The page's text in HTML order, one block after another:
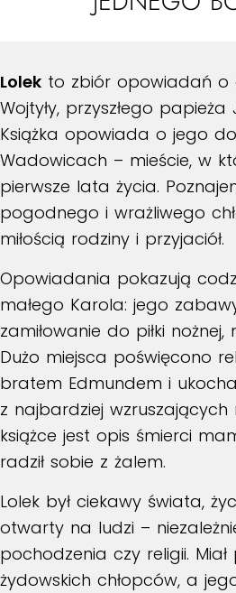
Lolek to zbiór opowiadań o
Wojtyły, przyszłego papieża
Książka opowiada o jego
Wadowicach – mieście, w
pierwsze lata życia.
pogodnego i wrażliwego
miłością rodziny i przyjaciół.
Opowiadania pokazują
małego Karola: jego
zamiłowanie do piłki
Dużo miejsca poświęcono
bratem Edmundem i
z najbardziej
książce jest opis śmierci
radził sobie z żalem.
Lolek był ciekawy świata,
otwarty na ludzi –
pochodzenia czy religii. Miał
żydowskich chłopców, a